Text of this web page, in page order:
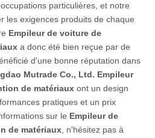
particulières, et notre
les exigences produits de chaque
Empileur de voiture de
a donc été bien reçue par de
d'une bonne réputation dans
Mutrade Co., Ltd. Empileur
de matériaux ont un design
pratiques et un prix
sur le Empileur de
de matériaux , n'hésitez pas à